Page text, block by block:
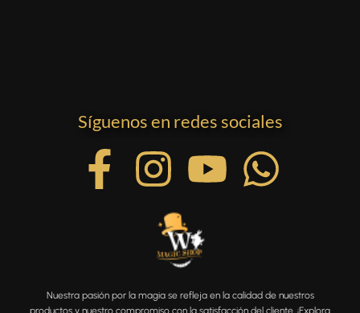
Síguenos en redes sociales
Nuestra pasión por la magia se refleja en la calidad de nuestros
productos y nuestro compromiso con la satisfacción del cliente. ¡Explora